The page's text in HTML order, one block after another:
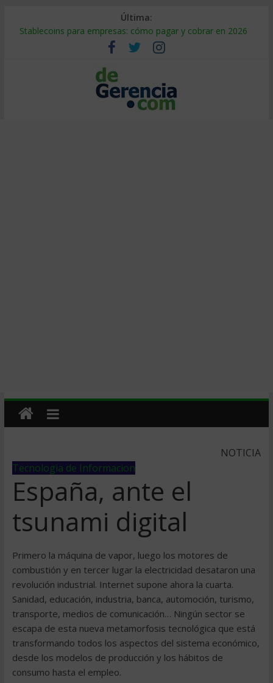
Última:
Stablecoins para empresas: cómo pagar y cobrar en 2026
Despido silencioso: qué es y por qué sale tan caro
IA en selección de personal: cómo auditarla a tiempo
Trabajo forzoso en la cadena de suministro: qué hacer
Mercado hispano de EE. UU.: cómo segmentarlo y venderle
NOTICIA
Tecnologia de Informacion
España, ante el
tsunami digital
Primero la máquina de vapor, luego los motores de
combustión y en tercer lugar la electricidad desataron una
revolución industrial. Internet supone ahora la cuarta.
Sanidad, educación, industria, banca, automoción, turismo,
transporte, medios de comunicación… Ningún sector se
escapa de esta nueva metamorfosis tecnológica que está
transformando todos los aspectos del sistema económico,
desde los modelos de producción y los hábitos de
consumo hasta el empleo.